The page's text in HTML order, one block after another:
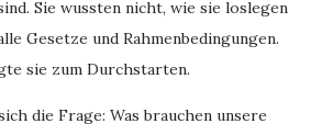
Sie wussten nicht, wie sie loslegen
Gesetze und Rahmenbedingungen.
sie zum Durchstarten.
die Frage: Was brauchen unsere